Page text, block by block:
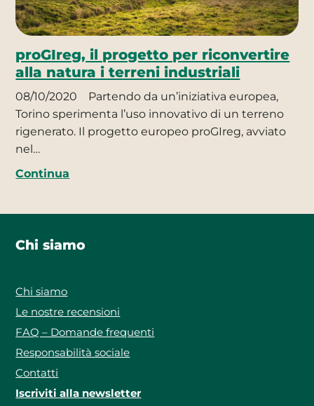
proGIreg, il progetto per riconvertire
alla natura i terreni industriali
08/10/2020
Partendo da un’iniziativa europea,
Torino sperimenta l’uso innovativo di un terreno
rigenerato. Il progetto europeo proGIreg, avviato
nel…
Continua
Chi siamo
Chi siamo
Le nostre recensioni
FAQ – Domande frequenti
Responsabilità sociale
Contatti
Iscriviti alla newsletter